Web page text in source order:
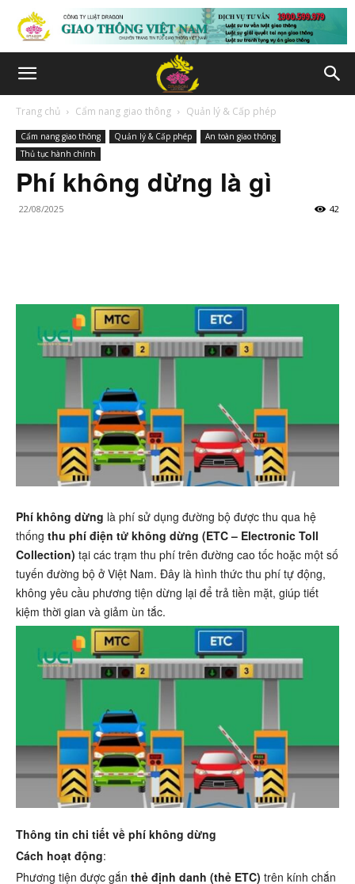
Trang chủ Cẩm nang giao thông Quản lý & Cấp phép
Cẩm nang giao thông Quản lý & Cấp phép
An toàn giao thông
Thủ tục hành chính
Phí không dừng là gì
22/08/2025 42
Phí không dừng là phí sử dụng đường bộ được thu qua hệ
thống thu phí điện tử không dừng (ETC – Electronic Toll
Collection) tại các trạm thu phí trên đường cao tốc hoặc một số
tuyến đường bộ ở Việt Nam. Đây là hình thức thu phí tự động,
không yêu cầu phương tiện dừng lại để trả tiền mặt, giúp tiết
kiệm thời gian và giảm ùn tắc.
Thông tin chi tiết về phí không dừng
Cách hoạt động:
Phương tiện được gắn thẻ định danh (thẻ ETC) trên kính chắn